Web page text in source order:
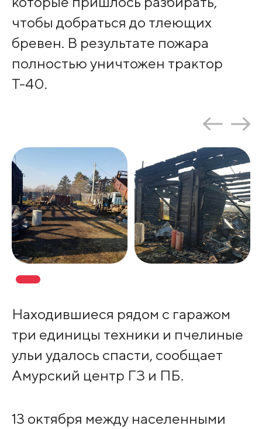
чтобы добраться до тлеющих
бревен. В результате пожара
полностью уничтожен трактор
Т-40.
Находившиеся рядом с гаражом
три единицы техники и пчелиные
ульи удалось спасти, сообщает
Амурский центр ГЗ и ПБ.
13 октября между населенными